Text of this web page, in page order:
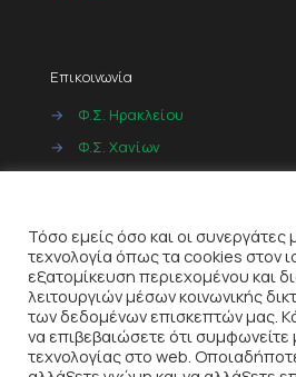
Επικοινωνία
→
Φ.Σ. Ηρακλείου
→
Φ.Σ. Χανίων
Τόσο εμείς όσο και οι
τεχνολογία όπως τα cookies στον
εξατομίκευση περιεχομένου και
λειτουργιών μέσων κοινωνικής
των δεδομένων επισκεπτών μας.
να επιβεβαιώσετε ότι
τεχνολογίας στο web.